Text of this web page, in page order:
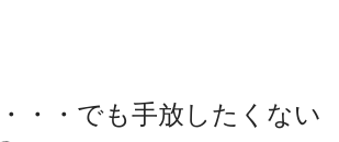
・・でも手放したくない